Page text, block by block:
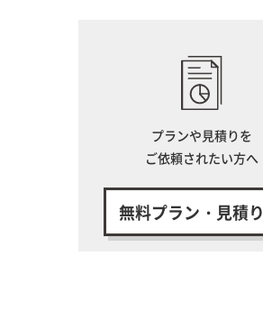
プランや見積りを
ご依頼されたい方へ
無料プラン・見積り